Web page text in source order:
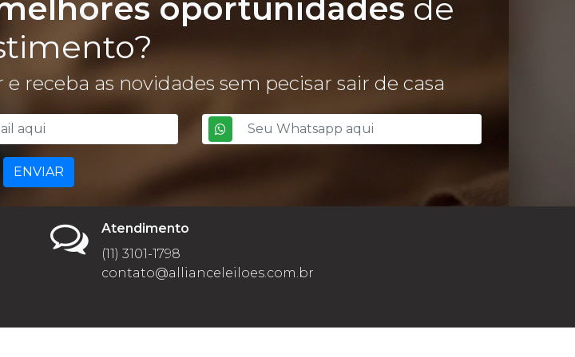
oportunidades de
receba as novidades sem pecisar sair de casa
ENVIAR
Atendimento
(11) 3101-1798
contato@allianceleiloes.com.br